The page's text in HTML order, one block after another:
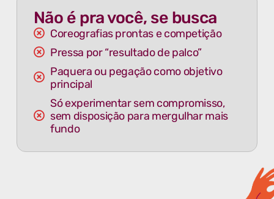
Não é pra você, se busca
Coreografias prontas e competição
Pressa por “resultado de palco”
Paquera ou pegação como objetivo
principal
Só experimentar sem compromisso,
sem disposição para mergulhar mais
fundo